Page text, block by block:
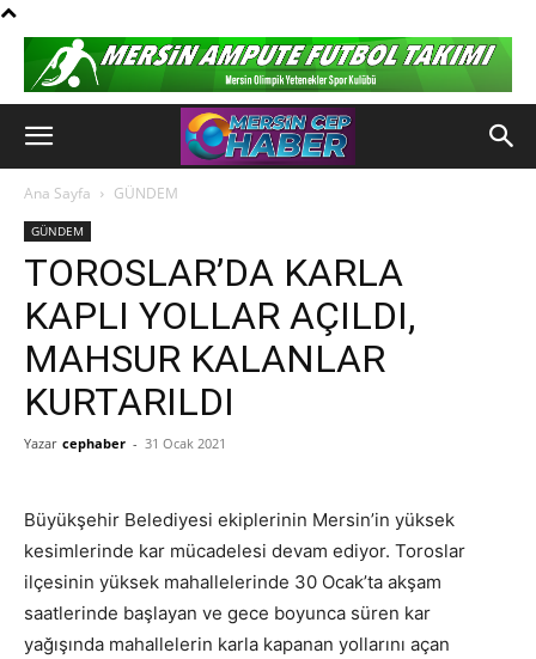
Ana Sayfa GÜNDEM
GÜNDEM
TOROSLAR’DA KARLA
KAPLI YOLLAR AÇILDI,
MAHSUR KALANLAR
KURTARILDI
Yazar cephaber - 31 Ocak 2021
Büyükşehir Belediyesi ekiplerinin Mersin’in yüksek
kesimlerinde kar mücadelesi devam ediyor. Toroslar
ilçesinin yüksek mahallelerinde 30 Ocak’ta akşam
saatlerinde başlayan ve gece boyunca süren kar
yağışında mahallelerin karla kapanan yollarını açan